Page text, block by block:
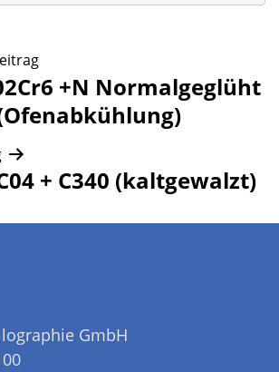
+N Normalgeglüht
+ C340 (kaltgewalzt)
GmbH